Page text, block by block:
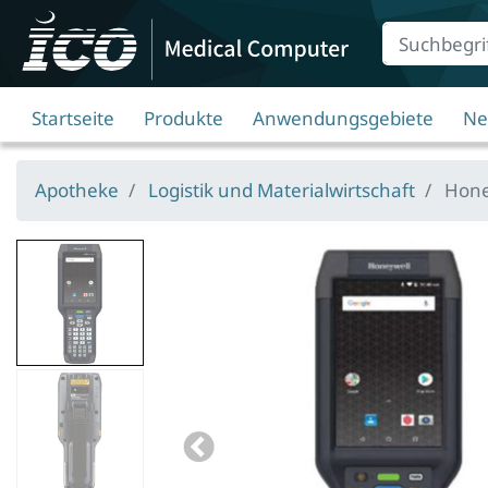
Suche
Eingabefeld
Startseite Produkte Anwendungsgebiete
Apotheke Logistik und Materialwirtschaft
Previous